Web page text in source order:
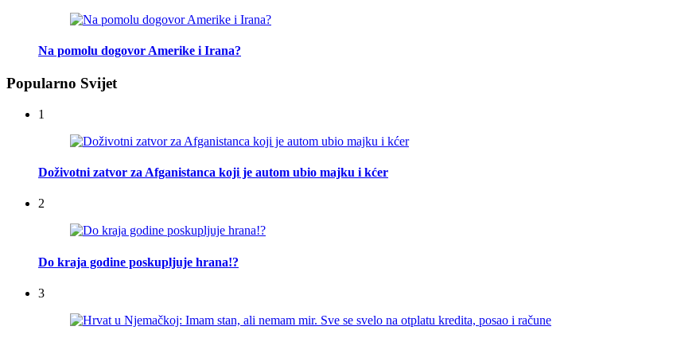
Na pomolu dogovor Amerike i Irana?
Popularno Svijet
1
Doživotni zatvor za Afganistanca koji je autom ubio majku i kćer
2
Do kraja godine poskupljuje hrana!?
3